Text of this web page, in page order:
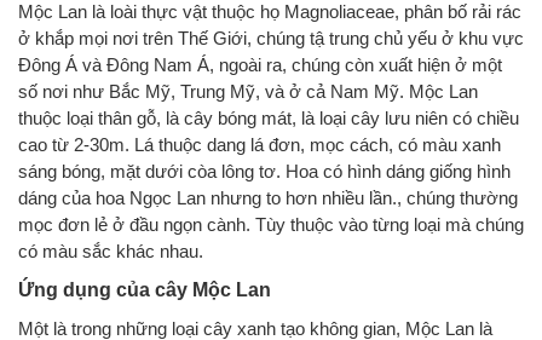
Mộc Lan là loài thực vật thuộc họ Magnoliaceae, phân bố rải rác
ở khắp mọi nơi trên Thế Giới, chúng tậ trung chủ yếu ở khu vực
Đông Á và Đông Nam Á, ngoài ra, chúng còn xuất hiện ở một
số nơi như Bắc Mỹ, Trung Mỹ, và ở cả Nam Mỹ. Mộc Lan
thuộc loại thân gỗ, là cây bóng mát, là loại cây lưu niên có chiều
cao từ 2-30m. Lá thuộc dang lá đơn, mọc cách, có màu xanh
sáng bóng, mặt dưới còa lông tơ. Hoa có hình dáng giống hình
dáng của hoa Ngọc Lan nhưng to hơn nhiều lần., chúng thường
mọc đơn lẻ ở đầu ngọn cành. Tùy thuộc vào từng loại mà chúng
có màu sắc khác nhau.
Ứng dụng của cây Mộc Lan
Một là trong những loại cây xanh tạo không gian, Mộc Lan là